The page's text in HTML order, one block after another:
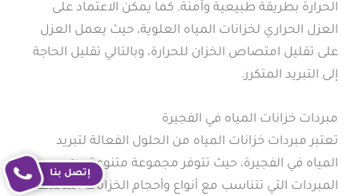
الحرارة بطريقة طبيعية وآمنة. كما يمكن الاعتماد على
العزل الحراري لخزانات المياه العلوية، حيث يعمل العزل
على تقليل امتصاص الخزان للحرارة، وبالتالي تقليل الحاجة
إلى التبريد المتكرر.
مبردات خزانات المياه في الفجيرة
تعتبر مبردات خزانات المياه من الحلول الفعالة لتبريد
المياه في الفجيرة، حيث تتوفر مجموعة متنوعة من
المبردات التي تتناسب مع أنواع وأحجام الخزانات المختلفة.
إتصل بنا